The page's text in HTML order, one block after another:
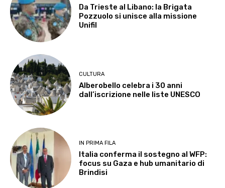
Da Trieste al Libano: la Brigata
Pozzuolo si unisce alla missione
Unifil
CULTURA
Alberobello celebra i 30 anni
dall’iscrizione nelle liste UNESCO
IN PRIMA FILA
Italia conferma il sostegno al WFP:
focus su Gaza e hub umanitario di
Brindisi